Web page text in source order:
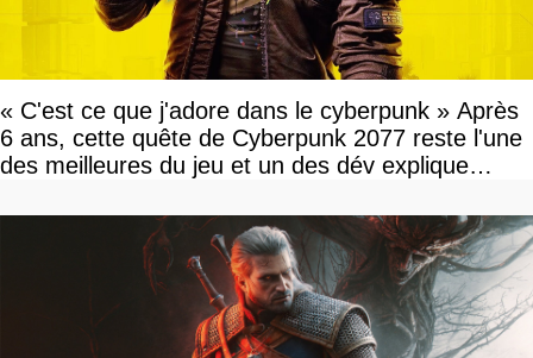
« C'est ce que j'adore dans le cyberpunk » Après
6 ans, cette quête de Cyberpunk 2077 reste l'une
des meilleures du jeu et un des dév explique